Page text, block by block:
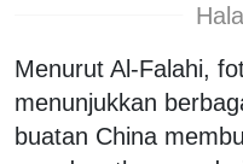
Menurut Al-Falahi,
menunjukkan
buatan China